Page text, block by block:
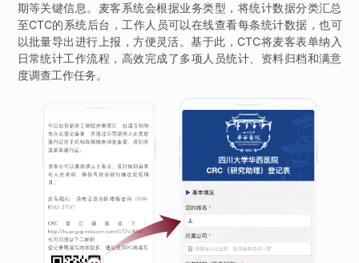
期等关键信息。麦客系统会根据业务类型，将统计数据分类汇总
至CTC的系统后台，工作人员可以在线查看每条统计数据，也可
以批量导出进行上报，方便灵活。基于此，CTC将麦客表单纳入
日常统计工作流程，高效完成了多项人员统计、资料归档和满意
度调查工作任务。